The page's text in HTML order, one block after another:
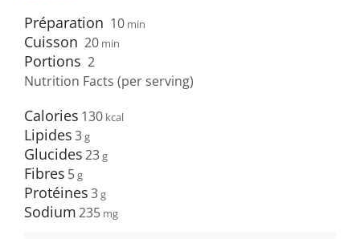
Préparation 10 min
Cuisson 20 min
Portions 2
Nutrition Facts (per serving)
Calories 130
Lipides3
Glucides23
Fibres 5
Protéines3
Sodium235